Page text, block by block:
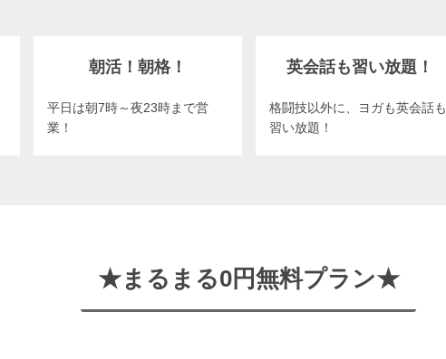
朝活！朝格！
平日は朝7時～夜23時まで営
業！
英会話も習い放題！
格闘技以外に、ヨガも英会話も
習い放題！
★まるまる0円無料プラン★